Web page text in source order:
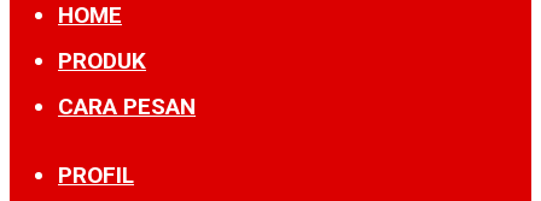
HOME
PRODUK
CARA PESAN
PROFIL